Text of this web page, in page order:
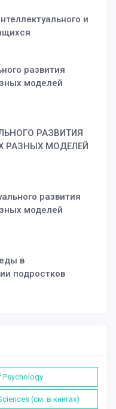
и
развития
моделей
РАЗВИТИЯ
РАЗНЫХ МОДЕЛЕЙ
развития
моделей
в
подростков
Psychology
(см. в книгах)